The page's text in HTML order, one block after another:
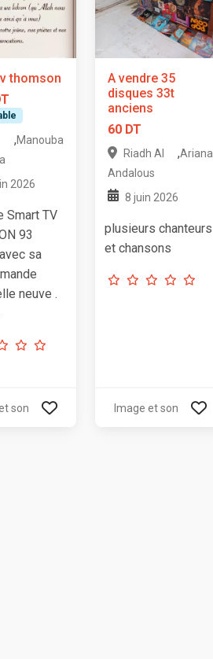
thomson
,Manouba
2026
Smart TV
93
sa
neuve .
son
A vendre 35
disques 33t
anciens
60 DT
Riadh Al
Andalous
,Ariana
8 juin 2026
plusieurs chanteurs
et chansons
Image et son